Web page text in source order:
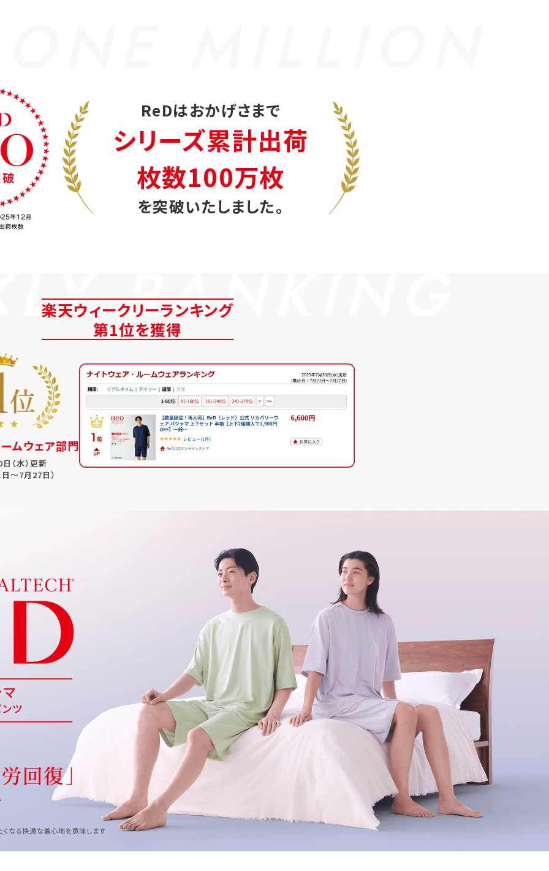
ReDはおかげさまで
シリーズ累計出荷
枚数100万枚
を突破いたしました。
RANKING
楽天ウィークリーランキング
第1位を獲得
ムウェア部門
（水）更新
～7月27日）